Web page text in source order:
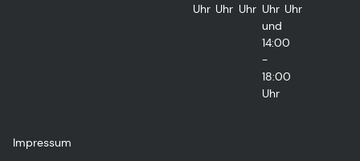
Uhr Uhr Uhr Uhr
und
14:00
-
18:00
Uhr
Uhr
Impressum